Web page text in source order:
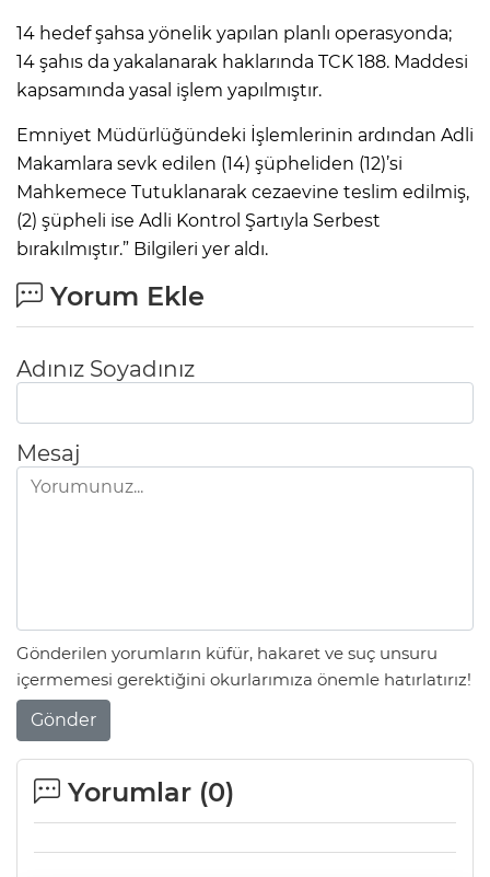
14 hedef şahsa yönelik yapılan planlı operasyonda;
14 şahıs da yakalanarak haklarında TCK 188. Maddesi
kapsamında yasal işlem yapılmıştır.
Emniyet Müdürlüğündeki İşlemlerinin ardından Adli
Makamlara sevk edilen (14) şüpheliden (12)’si
Mahkemece Tutuklanarak cezaevine teslim edilmiş,
(2) şüpheli ise Adli Kontrol Şartıyla Serbest
bırakılmıştır.” Bilgileri yer aldı.
Yorum Ekle
Adınız Soyadınız
Mesaj
Gönderilen yorumların küfür, hakaret ve suç unsuru
içermemesi gerektiğini okurlarımıza önemle hatırlatırız!
Gönder
Yorumlar (0)